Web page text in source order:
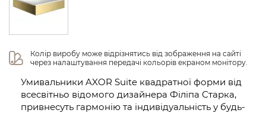
Колір виробу може відрізнятись від зображення на сайті
через налаштування передачі кольорів екраном монітору.
Умивальники AXOR Suite квадратної форми від
всесвітньо відомого дизайнера Філіпа Старка,
привнесуть гармонію та індивідуальність у будь-